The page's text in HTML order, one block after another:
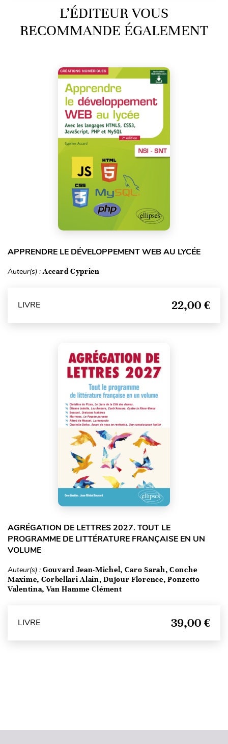
L’ÉDITEUR VOUS
RECOMMANDE ÉGALEMENT
APPRENDRE LE DÉVELOPPEMENT WEB AU LYCÉE
Auteur(s) :Accard Cyprien
LIVRE 22,00 €
AGRÉGATION DE LETTRES 2027. TOUT LE
PROGRAMME DE LITTÉRATURE FRANÇAISE EN UN
VOLUME
Auteur(s) : Gouvard Jean-Michel, Caro Sarah, Conche
Maxime, Corbellari Alain, Dujour Florence, Ponzetto
Valentina, Van Hamme Clément
LIVRE 39,00 €